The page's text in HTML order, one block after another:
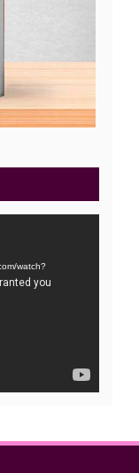
watch?